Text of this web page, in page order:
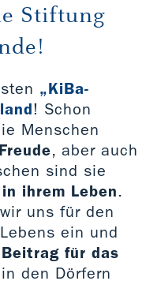
Stiftung
„KiBa-
! Schon
Menschen
Freude, aber auch
sind sie
ihrem Leben.
uns für den
ein und
für das
in den Dörfern